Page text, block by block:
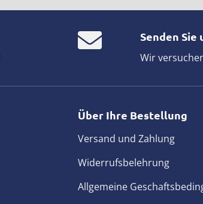
Senden Sie
Wir
Über Ihre Bestellung
Versand und Zahlung
Widerrufsbelehrung
Allgemeine